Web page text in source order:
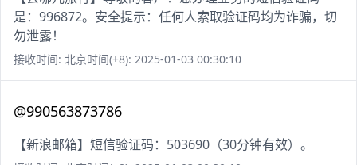
是：996872。安全提示：任何人索取验证码均为诈骗，切
勿泄露！
接收时间: 北京时间(+8): 2025-01-03 00:30:10
@990563873786
【新浪邮箱】短信验证码：503690（30分钟有效）。